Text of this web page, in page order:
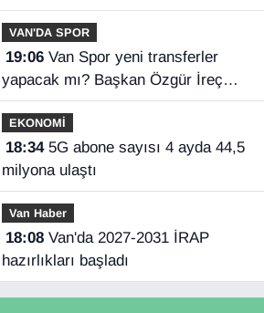
VAN'DA SPOR
19:06Van Spor yeni transferler
yapacak mı? Başkan Özgür İreç
İlhan açıkladı
EKONOMİ
18:345G abone sayısı 4 ayda 44,5
milyona ulaştı
Van Haber
18:08Van'da 2027-2031 İRAP
hazırlıkları başladı